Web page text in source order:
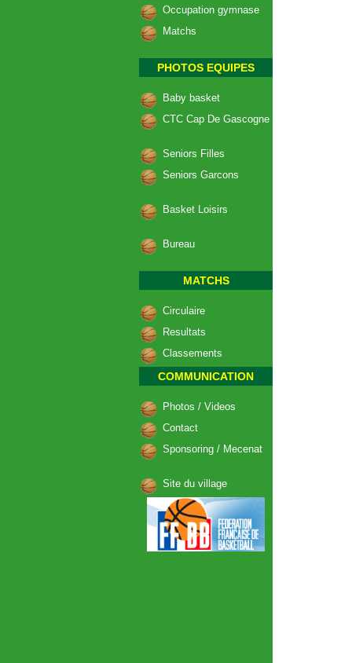
Occupation gymnase
Matchs
PHOTOS EQUIPES
Baby basket
CTC Cap De Gascogne
Seniors Filles
Seniors Garcons
Basket Loisirs
Bureau
MATCHS
Circulaire
Resultats
Classements
COMMUNICATION
Photos / Videos
Contact
Sponsoring / Mecenat
Site du village